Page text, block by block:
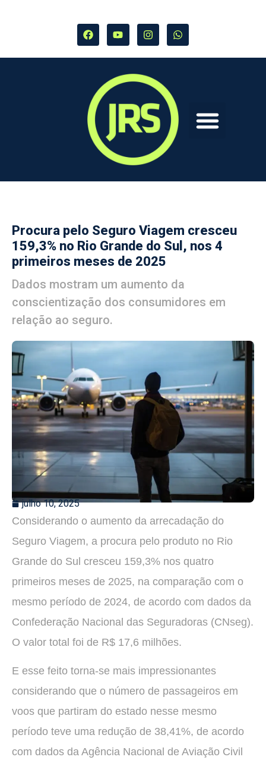
Procura pelo Seguro Viagem cresceu
159,3% no Rio Grande do Sul, nos 4
primeiros meses de 2025
Dados mostram um aumento da
conscientização dos consumidores em
relação ao seguro.
julho 10, 2025
Considerando o aumento da arrecadação do
Seguro Viagem, a procura pelo produto no Rio
Grande do Sul cresceu 159,3% nos quatro
primeiros meses de 2025, na comparação com o
mesmo período de 2024, de acordo com dados da
Confederação Nacional das Seguradoras (CNseg).
O valor total foi de R$ 17,6 milhões.
E esse feito torna-se mais impressionantes
considerando que o número de passageiros em
voos que partiram do estado nesse mesmo
período teve uma redução de 38,41%, de acordo
com dados da Agência Nacional de Aviação Civil